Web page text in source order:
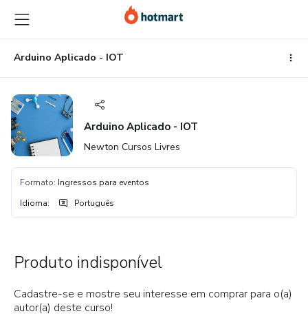
para
o
conteúdo
principal
para
o
pagamento
para
o
rodapé
Arduino Aplicado - IOT
Arduino Aplicado - IOT
Newton Cursos Livres
Formato: Ingressos para eventos
Idioma: Português
Produto indisponível
Cadastre-se e mostre seu interesse em comprar para o(a)
autor(a) deste curso!